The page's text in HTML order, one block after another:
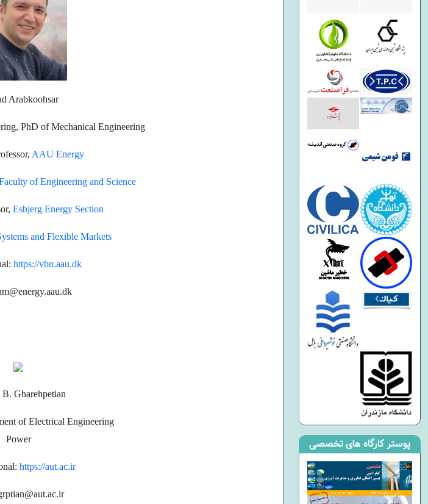
پوستر کارگاه های تخصصی
Arabkoohsar
PhD of Mechanical Engineering
AAU Energy
of Engineering and Science
Esbjerg Energy Section
and Flexible Markets
https://vbn.aau.dk
Gharehpetian
of Electrical Engineering
Power
https://aut.ac.ir